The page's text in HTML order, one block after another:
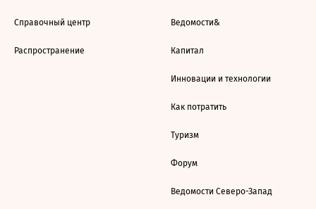
Справочный центр
Распространение
Ведомости&
Капитал
Инновации и технологии
Как потратить
Туризм
Форум
Ведомости Северо-Запад